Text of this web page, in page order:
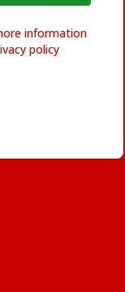
information
policy